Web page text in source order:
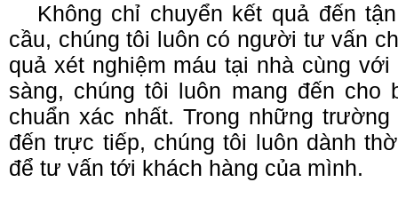
Không chỉ chuyển kết quả đến
cầu, chúng tôi luôn có người tư vấn
quả xét nghiệm máu tại nhà cùng
sàng, chúng tôi luôn mang đến cho
chuẩn xác nhất. Trong những
đến trực tiếp, chúng tôi luôn dành
để tư vấn tới khách hàng của mình.